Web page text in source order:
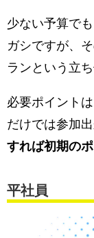
少ない予算で
ガシですが、
ランという立ち
必要ポイント
だけでは参加
すれば初期の
平社員